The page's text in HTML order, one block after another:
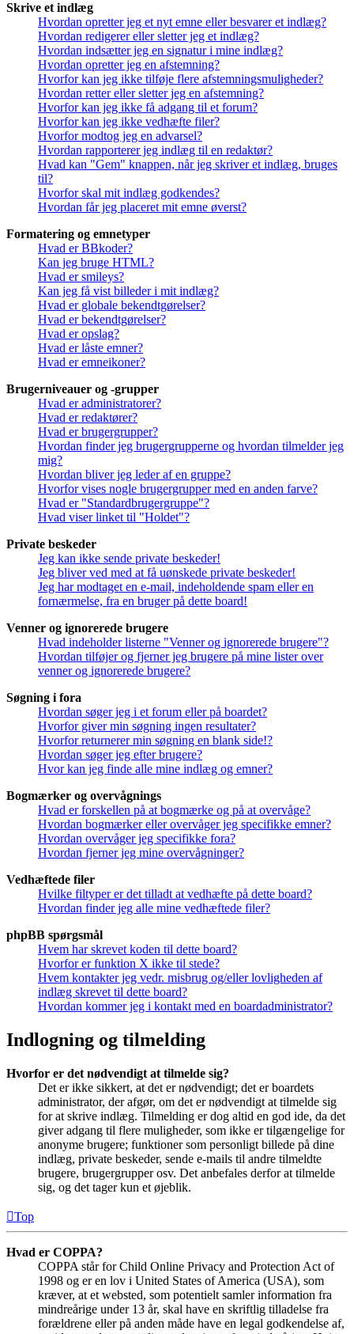
Skrive et indlæg
Hvordan opretter jeg et nyt emne eller besvarer et indlæg?
Hvordan redigerer eller sletter jeg et indlæg?
Hvordan indsætter jeg en signatur i mine indlæg?
Hvordan opretter jeg en afstemning?
Hvorfor kan jeg ikke tilføje flere afstemningsmuligheder?
Hvordan retter eller sletter jeg en afstemning?
Hvorfor kan jeg ikke få adgang til et forum?
Hvorfor kan jeg ikke vedhæfte filer?
Hvorfor modtog jeg en advarsel?
Hvordan rapporterer jeg indlæg til en redaktør?
Hvad kan "Gem" knappen, når jeg skriver et indlæg, bruges
til?
Hvorfor skal mit indlæg godkendes?
Hvordan får jeg placeret mit emne øverst?
Formatering og emnetyper
Hvad er BBkoder?
Kan jeg bruge HTML?
Hvad er smileys?
Kan jeg få vist billeder i mit indlæg?
Hvad er globale bekendtgørelser?
Hvad er bekendtgørelser?
Hvad er opslag?
Hvad er låste emner?
Hvad er emneikoner?
Brugerniveauer og -grupper
Hvad er administratorer?
Hvad er redaktører?
Hvad er brugergrupper?
Hvordan finder jeg brugergrupperne og hvordan tilmelder jeg
mig?
Hvordan bliver jeg leder af en gruppe?
Hvorfor vises nogle brugergrupper med en anden farve?
Hvad er "Standardbrugergruppe"?
Hvad viser linket til "Holdet"?
Private beskeder
Jeg kan ikke sende private beskeder!
Jeg bliver ved med at få uønskede private beskeder!
Jeg har modtaget en e-mail, indeholdende spam eller en
fornærmelse, fra en bruger på dette board!
Venner og ignorerede brugere
Hvad indeholder listerne "Venner og ignorerede brugere"?
Hvordan tilføjer og fjerner jeg brugere på mine lister over
venner og ignorerede brugere?
Søgning i fora
Hvordan søger jeg i et forum eller på boardet?
Hvorfor giver min søgning ingen resultater?
Hvorfor returnerer min søgning en blank side!?
Hvordan søger jeg efter brugere?
Hvor kan jeg finde alle mine indlæg og emner?
Bogmærker og overvågnings
Hvad er forskellen på at bogmærke og på at overvåge?
Hvordan bogmærker eller overvåger jeg specifikke emner?
Hvordan overvåger jeg specifikke fora?
Hvordan fjerner jeg mine overvågninger?
Vedhæftede filer
Hvilke filtyper er det tilladt at vedhæfte på dette board?
Hvordan finder jeg alle mine vedhæftede filer?
phpBB spørgsmål
Hvem har skrevet koden til dette board?
Hvorfor er funktion X ikke til stede?
Hvem kontakter jeg vedr. misbrug og/eller lovligheden af
indlæg skrevet til dette board?
Hvordan kommer jeg i kontakt med en boardadministrator?
Indlogning og tilmelding
Hvorfor er det nødvendigt at tilmelde sig?
Det er ikke sikkert, at det er nødvendigt; det er boardets
administrator, der afgør, om det er nødvendigt at tilmelde sig
for at skrive indlæg. Tilmelding er dog altid en god ide, da det
giver adgang til flere muligheder, som ikke er tilgængelige for
anonyme brugere; funktioner som personligt billede på dine
indlæg, private beskeder, sende e-mails til andre tilmeldte
brugere, brugergrupper osv. Det anbefales derfor at tilmelde
sig, og det tager kun et øjeblik.
Top
Hvad er COPPA?
COPPA står for Child Online Privacy and Protection Act of
1998 og er en lov i United States of America (USA), som
kræver, at et websted, som potentielt samler information fra
mindreårige under 13 år, skal have en skriftlig tilladelse fra
forældrene eller på anden måde have en legal godkendelse af,